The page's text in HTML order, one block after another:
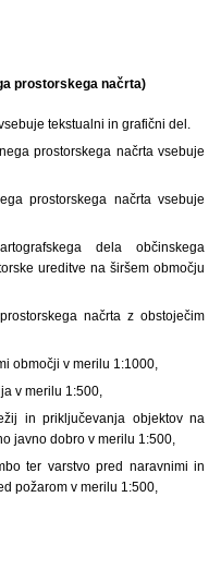
prostorskega načrta)
tekstualni in grafični del.
prostorskega načrta vsebuje
prostorskega načrta vsebuje
dela občinskega
ureditve na širšem območju
načrta z obstoječim
območji v merilu 1:1000,
v merilu 1:500,
in priključevanja objektov na
javno dobro v merilu 1:500,
ter varstvo pred naravnimi in
požarom v merilu 1:500,